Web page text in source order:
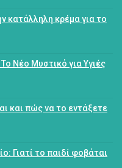
κατάλληλη κρέμα για το
Νέο Μυστικό για Υγιές
και πώς να το εντάξετε
Γιατί το παιδί φοβάται